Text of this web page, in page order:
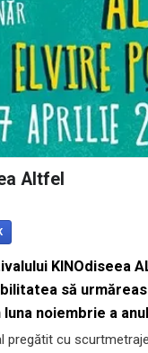
Altfel
KINOdiseea
să
noiembrie a
cu